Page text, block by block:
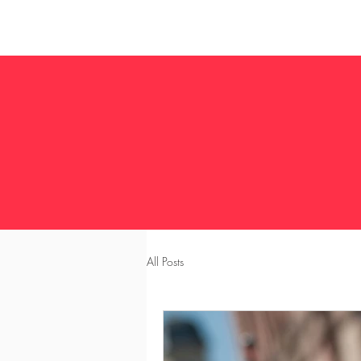
All Posts